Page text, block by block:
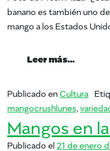
banano es también uno
mango a los Estados
Leer más…
Publicado enCultura
mangocrushlunes
Mangos en
Publicado el 21 de enero